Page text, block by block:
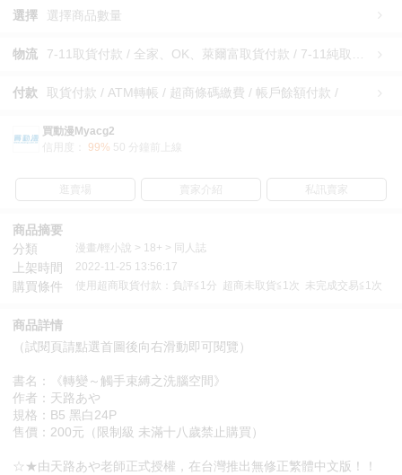
選擇 選擇商品數量
物流
付款 取貨付款 / ATM轉帳 / 超商條碼繳費 / 帳戶餘額付款 /
買動漫Myacg2
信用度：
99% 50 分鐘前上線
逛賣場 賣家介紹 私訊賣家
商品摘要
分類
漫畫/輕小說 > 18+ > 同人誌
上架時間 2022-11-25 13:56:17
購買條件 使用超商取貨付款：負評≦1分 超商未取貨≦1次 未完成交易≦1次
商品詳情
（試閱頁請點選首圖後向右滑動即可閱覽）
書名：《轉變～觸手束縛之洗腦空間》
作者：天路あや
規格：B5 黑白24P
售價：200元（限制級 未滿十八歲禁止購買）
☆★由天路あや老師正式授權，在台灣推出無修正繁體中文版！！